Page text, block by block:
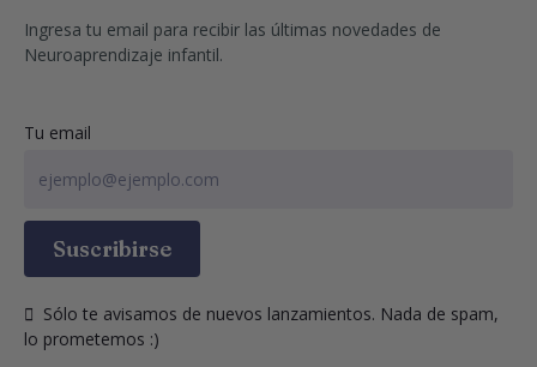
Ingresa tu email para recibir las últimas novedades de
Neuroaprendizaje infantil.
Tu email
Suscribirse
  Sólo te avisamos de nuevos lanzamientos. Nada de spam,
lo prometemos :)